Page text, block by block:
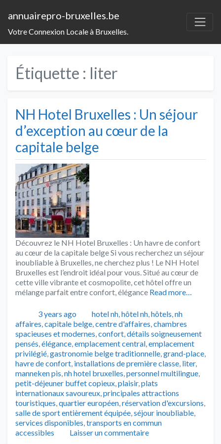
annuairepro-bruxelles.be
Votre Connexion Locale à Bruxelles.
Étiquette : liter
NH Hotel Bruxelles : Un séjour
d’exception au cœur de la
capitale belge
Découvrez le NH Hotel Bruxelles : Un havre de confort
au cœur de la capitale belge Si vous recherchez un séjour
inoubliable à Bruxelles, ne cherchez plus ! Le NH Hotel
Bruxelles est l’endroit idéal pour vous. Situé au cœur de
cette ville vibrante et cosmopolite, cet hôtel offre un
mélange parfait entre confort, élégance Read more…
Publié3 years ago Catégories
hotel nh,hôtel nh,hôtels,nh
affaires,capitale belge,centre d'affaires,chambres
spacieuses et modernes,confort,détails soigneusement
pensés,élégance,emplacement central,emplacement
privilégié,gastronomie belge traditionnelle,grand-place,
havre de confort, installations de première classe, liter,
manneken pis,nh hotel bruxelles,personnel multilingue,
petit-déjeuner buffet copieux,plaisir,plats
internationaux savoureux,principales attractions
touristiques,quartier européen,réservation d'excursions,
salle de sport entièrement équipée,séjour inoubliable,
services disponibles,transports en commun
accessibles
Laisser un commentaire